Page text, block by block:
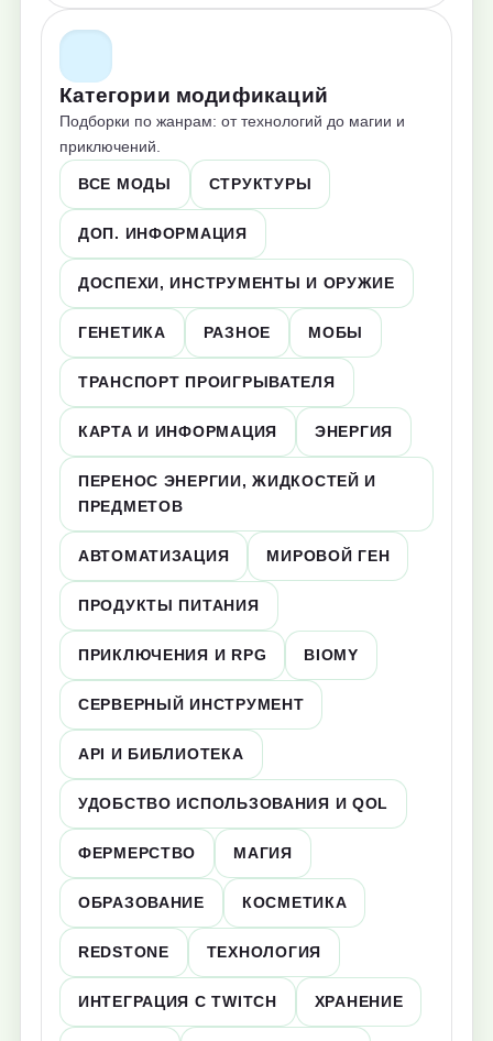
Категории модификаций
Подборки по жанрам: от технологий до магии и
приключений.
ВСЕ МОДЫ СТРУКТУРЫ
ДОП. ИНФОРМАЦИЯ
ДОСПЕХИ, ИНСТРУМЕНТЫ И ОРУЖИЕ
ГЕНЕТИКА РАЗНОЕ МОБЫ
ТРАНСПОРТ ПРОИГРЫВАТЕЛЯ
КАРТА И ИНФОРМАЦИЯ ЭНЕРГИЯ
ПЕРЕНОС ЭНЕРГИИ, ЖИДКОСТЕЙ И
ПРЕДМЕТОВ
АВТОМАТИЗАЦИЯ МИРОВОЙ ГЕН
ПРОДУКТЫ ПИТАНИЯ
ПРИКЛЮЧЕНИЯ И RPG BIOMY
СЕРВЕРНЫЙ ИНСТРУМЕНТ
API И БИБЛИОТЕКА
УДОБСТВО ИСПОЛЬЗОВАНИЯ И QOL
ФЕРМЕРСТВО МАГИЯ
ОБРАЗОВАНИЕ КОСМЕТИКА
REDSTONE ТЕХНОЛОГИЯ
ИНТЕГРАЦИЯ С TWITCH ХРАНЕНИЕ